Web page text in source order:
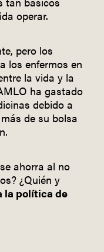
operar.
pero los
los enfermos en
la vida y la
ha gastado
debido a
de su bolsa
ahorra al no
¿Quién y
la política de